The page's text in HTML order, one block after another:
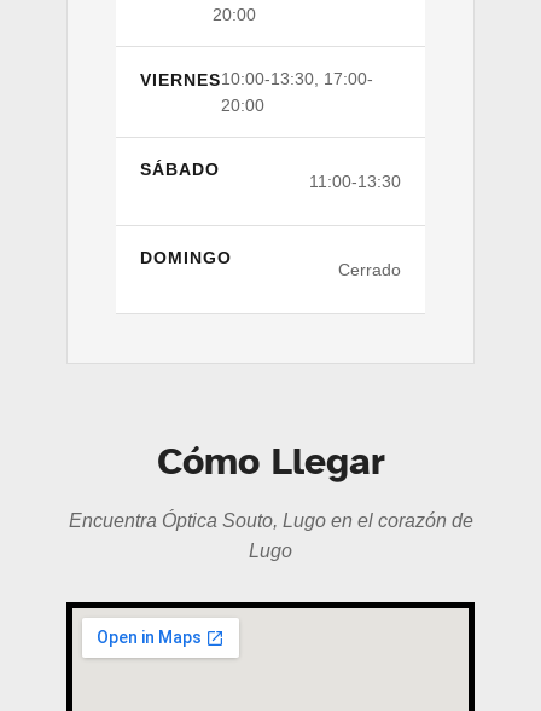
20:00
VIERNES10:00-13:30, 17:00-
20:00
SÁBADO
11:00-13:30
DOMINGO
Cerrado
Cómo Llegar
Encuentra Óptica Souto, Lugo en el corazón de
Lugo